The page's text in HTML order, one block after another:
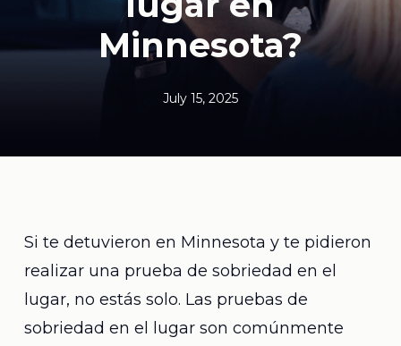
Minnesota?
July 15, 2025
Si te detuvieron en Minnesota y te pidieron
realizar una prueba de sobriedad en el
lugar, no estás solo. Las pruebas de
sobriedad en el lugar son comúnmente